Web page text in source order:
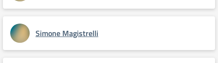
Simone Magistrelli